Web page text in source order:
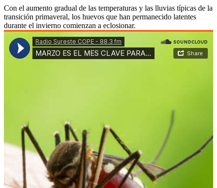
Con el aumento gradual de las temperaturas y las lluvias típicas de la
transición primaveral, los huevos que han permanecido latentes
durante el invierno comienzan a eclosionar.